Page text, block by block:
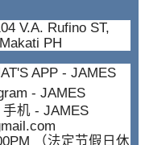
V.A. Rufino ST,
PH
APP - JAMES
- JAMES
机 - JAMES
（法定节假日休